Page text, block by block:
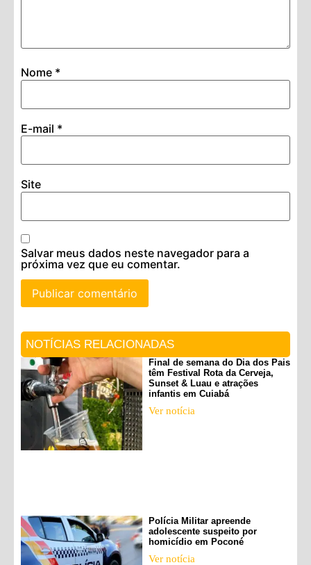
Nome *
E-mail *
Site
Salvar meus dados neste navegador para a
próxima vez que eu comentar.
NOTÍCIAS RELACIONADAS
Final de semana do Dia dos Pais
têm Festival Rota da Cerveja,
Sunset & Luau e atrações
infantis em Cuiabá
Ver notícia
Polícia Militar apreende
adolescente suspeito por
homicídio em Poconé
Ver notícia